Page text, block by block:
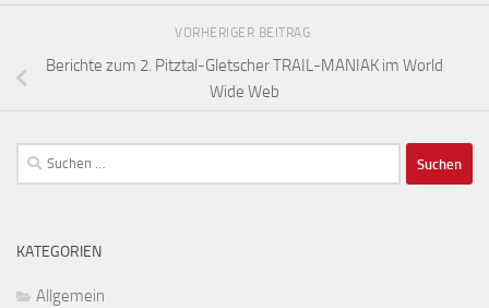
VORHERIGER BEITRAG
Berichte zum 2. Pitztal-Gletscher TRAIL-MANIAK im World
Wide Web
Suchen
nach:
KATEGORIEN
Allgemein